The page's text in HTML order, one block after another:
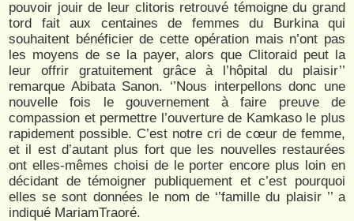
pouvoir jouir de leur clitoris retrouvé témoigne du grand
tord fait aux centaines de femmes du Burkina qui
souhaitent bénéficier de cette opération mais n’ont pas
les moyens de se la payer, alors que Clitoraid peut la
leur offrir gratuitement grâce à l’hôpital du plaisir’’
remarque Abibata Sanon. ‘’Nous interpellons donc une
nouvelle fois le gouvernement à faire preuve de
compassion et permettre l’ouverture de Kamkaso le plus
rapidement possible. C’est notre cri de cœur de femme,
et il est d’autant plus fort que les nouvelles restaurées
ont elles-mêmes choisi de le porter encore plus loin en
décidant de témoigner publiquement et c’est pourquoi
elles se sont données le nom de ‘’famille du plaisir ’’ a
indiqué MariamTraoré.